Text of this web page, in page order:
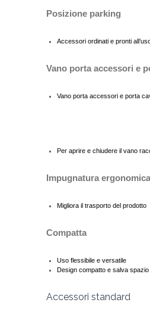
Posizione parking
Accessori ordinati e pronti
Vano porta accessori e
Vano porta accessori e porta
Per aprire e chiudere il vano
Impugnatura ergonomica
Migliora il trasporto del prodotto
Compatta
Uso flessibile e versatile
Design compatto e salva spazio
Accessori standard